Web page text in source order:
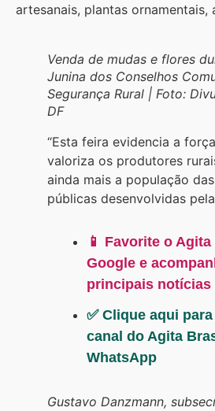
artesanais, plantas ornamentais,
Venda de mudas e flores
Junina dos Conselhos
Segurança Rural | Foto:
DF
“Esta feira evidencia a
valoriza os produtores
ainda mais a população
públicas desenvolvidas pela
📱 Favorite o
Google e
principais notícias
✅ Clique aqui
canal do Agita
WhatsApp
Gustavo Danzmann,